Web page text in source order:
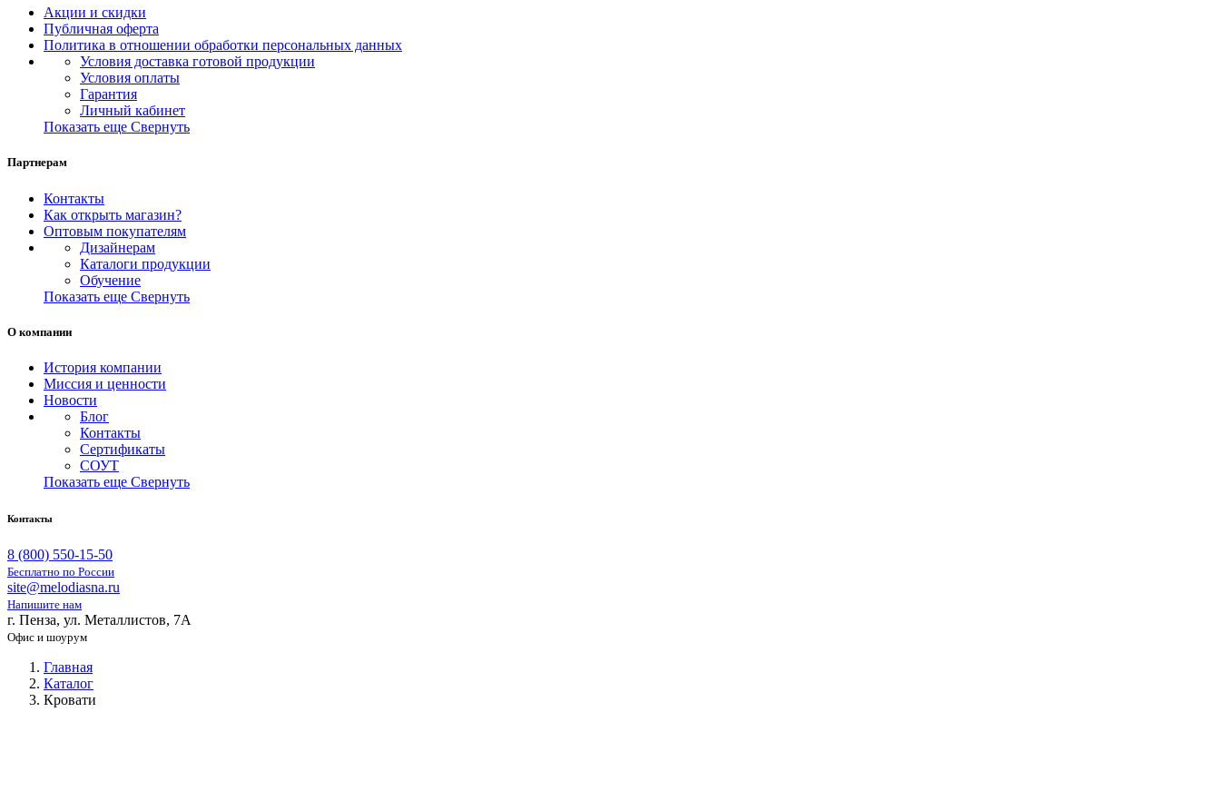
Акции и скидки
Публичная оферта
Политика в отношении обработки персональных данных
Условия доставка готовой продукции
Условия оплаты
Гарантия
Личный кабинет
Показать еще Свернуть
Партнерам
Контакты
Как открыть магазин?
Оптовым покупателям
Дизайнерам
Каталоги продукции
Обучение
Показать еще Свернуть
О компании
История компании
Миссия и ценности
Новости
Блог
Контакты
Сертификаты
СОУТ
Показать еще Свернуть
Контакты
8 (800) 550-15-50
Бесплатно по России
site@melodiasna.ru
Напишите нам
г. Пенза, ул. Металлистов, 7А
Офис и шоурум
Главная
Каталог
Кровати